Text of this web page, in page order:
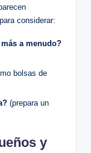
considerar:
a menudo?
bolsas de
(prepara un
y